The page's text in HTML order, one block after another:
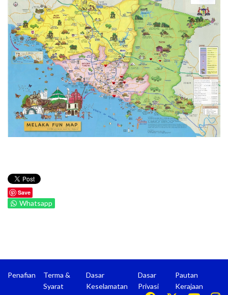
Save
Whatsapp
Penafian
Terma &
Syarat
Dasar
Keselamatan
Dasar
Privasi
Pautan
Kerajaan